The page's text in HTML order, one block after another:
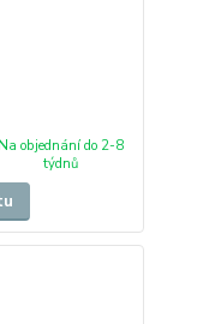
Na objednání do 2-8
týdnů